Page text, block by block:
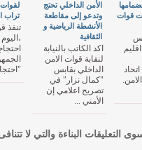
تراب
تنفذ
الأمن الداخلي تحتج
وتدعو إلى مقاطعة
الأنشطة الرياضية و
الثقافية
اكد الكاتب بالنيابة
لنقابة قوات الامن
الداخلي بقابس
"كمال نزار" في
تصريح اعلامي إن
الأمني ...
قوات
اقليم
التعليقات البناءة والتي لا